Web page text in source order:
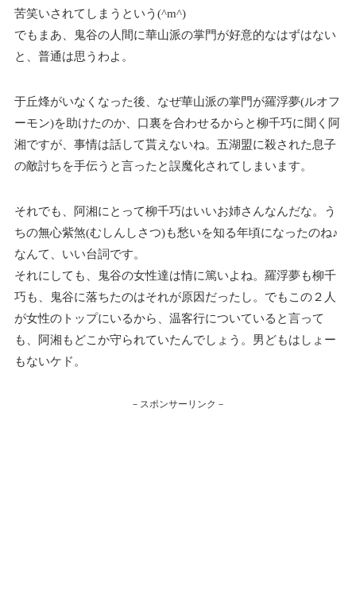
苦笑いされてしまうという(^m^)
でもまあ、鬼谷の人間に華山派の掌門が好意的なはずはない
と、普通は思うわよ。
于丘烽がいなくなった後、なぜ華山派の掌門が羅浮夢(ルオフ
ーモン)を助けたのか、口裏を合わせるからと柳千巧に聞く阿
湘ですが、事情は話して貰えないね。五湖盟に殺された息子
の敵討ちを手伝うと言ったと誤魔化されてしまいます。
それでも、阿湘にとって柳千巧はいいお姉さんなんだな。う
ちの無心紫煞(むしんしさつ)も愁いを知る年頃になったのね♪
なんて、いい台詞です。
それにしても、鬼谷の女性達は情に篤いよね。羅浮夢も柳千
巧も、鬼谷に落ちたのはそれが原因だったし。でもこの２人
が女性のトップにいるから、温客行についていると言って
も、阿湘もどこか守られていたんでしょう。男どもはしょー
もないケド。
－スポンサーリンク－